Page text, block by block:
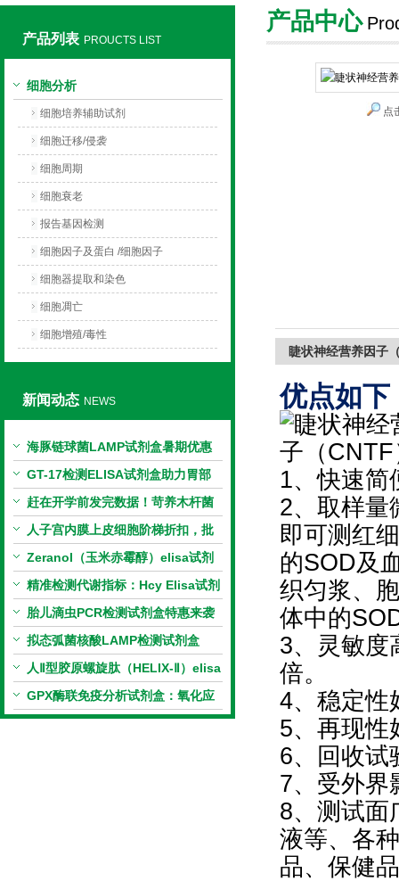
产品列表 PROUCTS LIST
细胞分析
细胞培养辅助试剂
细胞迁移/侵袭
细胞周期
细胞衰老
报告基因检测
细胞因子及蛋白 /细胞因子
细胞器提取和染色
细胞凋亡
细胞增殖/毒性
新闻动态 NEWS
海豚链球菌LAMP试剂盒暑期优惠
GT-17检测ELISA试剂盒助力胃部
相关指标样本定量研究
赶在开学前发完数据！苛养木杆菌
PCR检测试剂盒暑假优惠开启
人子宫内膜上皮细胞阶梯折扣，批
量更划算
Zeranol（玉米赤霉醇）elisa试剂
盒特惠
精准检测代谢指标：Hcy Elisa试剂
盒的科研应用与技术特点
胎儿滴虫PCR检测试剂盒特惠来袭
拟态弧菌核酸LAMP检测试剂盒
（恒温荧光法）新品上市优惠活动
人Ⅱ型胶原螺旋肽（HELIX-Ⅱ）elisa
试剂盒科研优惠活动开启
GPX酶联免疫分析试剂盒：氧化应
激研究精准检测工具
产品中心
点
睫状神经营养因子
优点如下
1、快速简
2、取样量
即可测红
的SOD及
织匀浆、
体中的
3、灵敏度
倍。
4、稳定性
5、再现性
6、回收试
7、受外界
8、测试面
液等、各
品、保健